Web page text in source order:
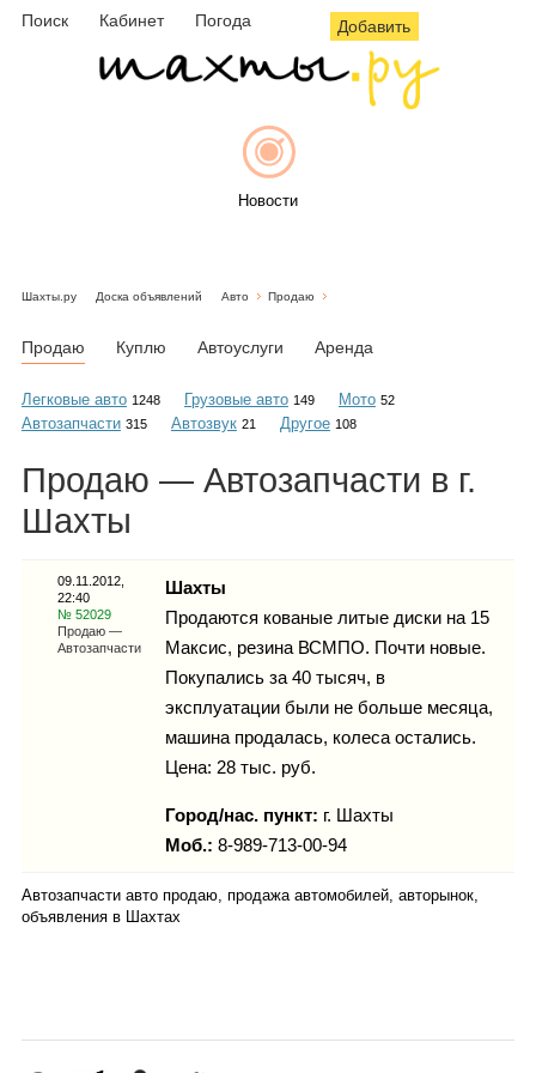
Поиск Кабинет Погода Добавить
Новости
Объявления
Инфо
Гороскоп
Шахты.ру Доска объявлений Авто Продаю
Продаю Куплю Автоуслуги Аренда
Легковые авто 1248 Грузовые авто 149 Мото 52
Автозапчасти 315 Автозвук 21 Другое 108
Продаю — Автозапчасти в г.
Шахты
09.11.2012,
22:40
№ 52029
Продаю —
Автозапчасти
Шахты
Продаются кованые литые диски на 15
Максис, резина ВСМПО. Почти новые.
Покупались за 40 тысяч, в
эксплуатации были не больше месяца,
машина продалась, колеса остались.
Цена: 28 тыс. руб.
Город/нас. пункт: г. Шахты
Моб.: 8-989-713-00-94
Автозапчасти авто продаю, продажа автомобилей, авторынок,
объявления в Шахтах